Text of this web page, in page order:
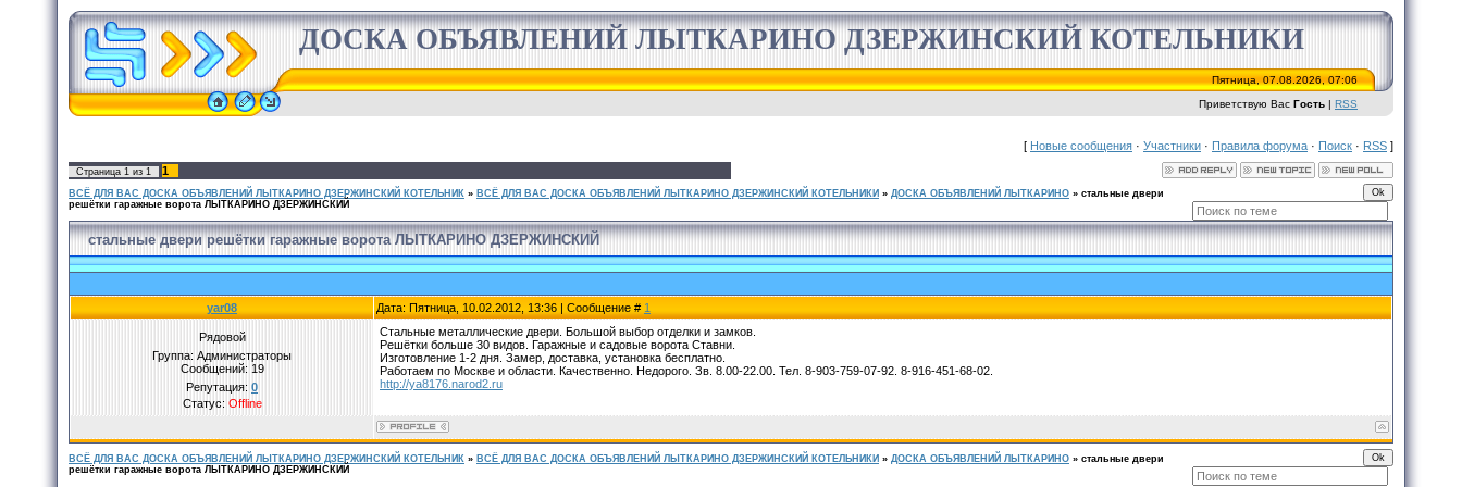
ДОСКА ОБЪЯВЛЕНИЙ ЛЫТКАРИНО ДЗЕРЖИНСКИЙ КОТЕЛЬНИКИ
Пятница, 07.08.2026, 07:06
Приветствую Вас Гость | RSS
[ Новые сообщения · Участники · Правила форума · Поиск · RSS ]
Страница 1 из 1 1
ВСЁ ДЛЯ ВАС ДОСКА ОБЪЯВЛЕНИЙ ЛЫТКАРИНО ДЗЕРЖИНСКИЙ КОТЕЛЬНИК » ВСЁ ДЛЯ ВАС ДОСКА ОБЪЯВЛЕНИЙ ЛЫТКАРИНО ДЗЕРЖИНСКИЙ КОТЕЛЬНИКИ » ДОСКА ОБЪЯВЛЕНИЙ ЛЫТКАРИНО » стальные двери
решётки гаражные ворота ЛЫТКАРИНО ДЗЕРЖИНСКИЙ
стальные двери решётки гаражные ворота ЛЫТКАРИНО ДЗЕРЖИНСКИЙ
yar08 Дата: Пятница, 10.02.2012, 13:36 | Сообщение # 1
Рядовой
Группа: Администраторы
Сообщений: 19
Репутация: 0
Статус: Offline
Стальные металлические двери. Большой выбор отделки и замков.
Решётки больше 30 видов. Гаражные и садовые ворота Ставни.
Изготовление 1-2 дня. Замер, доставка, установка бесплатно.
Работаем по Москве и области. Качественно. Недорого. Зв. 8.00-22.00. Тел. 8-903-759-07-92. 8-916-451-68-02.
http://ya8176.narod2.ru
ВСЁ ДЛЯ ВАС ДОСКА ОБЪЯВЛЕНИЙ ЛЫТКАРИНО ДЗЕРЖИНСКИЙ КОТЕЛЬНИК » ВСЁ ДЛЯ ВАС ДОСКА ОБЪЯВЛЕНИЙ ЛЫТКАРИНО ДЗЕРЖИНСКИЙ КОТЕЛЬНИКИ » ДОСКА ОБЪЯВЛЕНИЙ ЛЫТКАРИНО » стальные двери
решётки гаражные ворота ЛЫТКАРИНО ДЗЕРЖИНСКИЙ